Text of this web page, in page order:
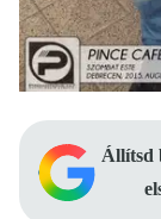
Állítsd